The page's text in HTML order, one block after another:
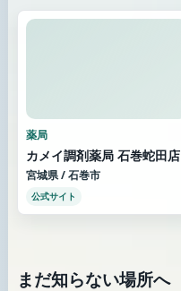
薬局
カメイ調剤薬局 石巻蛇田店
宮城県 / 石巻市
公式サイト
まだ知らない場所へ